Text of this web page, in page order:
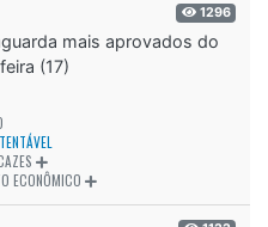
1296
mais aprovados do
(17)
ECONÔMICO